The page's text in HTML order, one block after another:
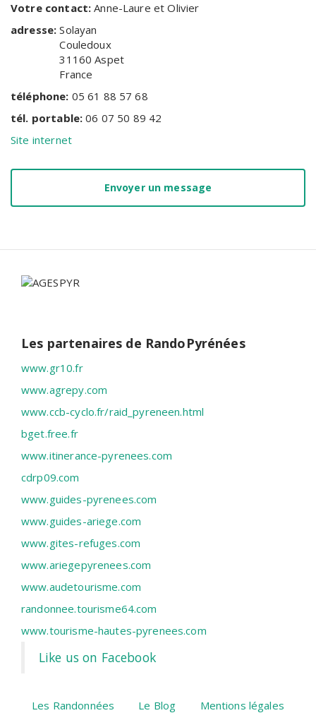
Votre contact:Anne-Laure et Olivier
adresse:Solayan
Couledoux
31160 Aspet
France
téléphone: 05 61 88 57 68
tél. portable:06 07 50 89 42
Site internet
Envoyer un message
Les partenaires de RandoPyrénées
www.gr10.fr
www.agrepy.com
www.ccb-cyclo.fr/raid_pyreneen.html
bget.free.fr
www.itinerance-pyrenees.com
cdrp09.com
www.guides-pyrenees.com
www.guides-ariege.com
www.gites-refuges.com
www.ariegepyrenees.com
www.audetourisme.com
randonnee.tourisme64.com
www.tourisme-hautes-pyrenees.com
Like us on Facebook
Les Randonnées Le Blog Mentions légales